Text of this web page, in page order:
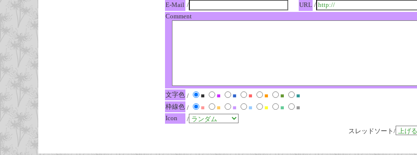
E-Mail / URL /
Comment
文字色 / ■ ■ ■ ■ ■ ■
■
枠線色 / ■ ■ ■ ■ ■ ■
■
Icon
/
スレッドソート/